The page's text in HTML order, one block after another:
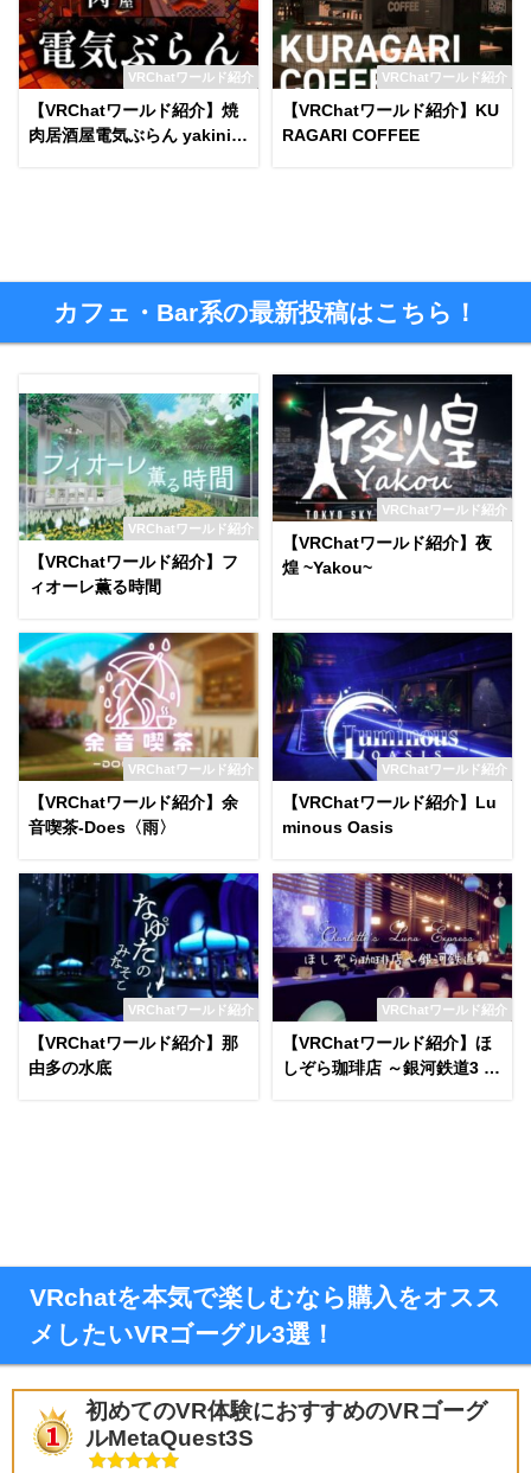
VRChatワールド紹介
【VRChatワールド紹介】焼
肉居酒屋電気ぶらん yakinik
VRChatワールド紹介
【VRChatワールド紹介】KU
RAGARI COFFEE
カフェ・Bar系の最新投稿はこちら！
VRChatワールド紹介
【VRChatワールド紹介】フ
ィオーレ薫る時間
VRChatワールド紹介
【VRChatワールド紹介】夜
煌 ~Yakou~
VRChatワールド紹介
【VRChatワールド紹介】余
音喫茶-Does〈雨〉
VRChatワールド紹介
【VRChatワールド紹介】Lu
minous Oasis
VRChatワールド紹介
【VRChatワールド紹介】那
由多の水底
VRChatワールド紹介
【VRChatワールド紹介】ほ
しぞら珈琲店 ～銀河鉄道3 C
VRchatを本気で楽しむなら購入をオスス
メしたいVRゴーグル3選！
初めてのVR体験におすすめのVRゴーグ
ルMetaQuest3S